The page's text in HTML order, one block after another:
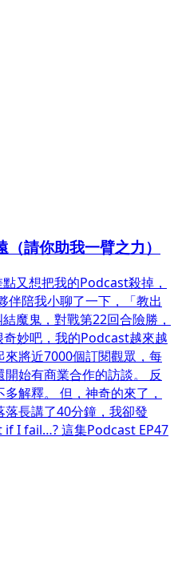
請你助我一臂之力）
又想把我的Podcast殺掉，
伴陪我小聊了一下，「教出
魔鬼，對戰第22回合險勝，
妙吧，我的Podcast越來越
將近7000個訂閱觀眾，每
始有商業合作的訪談。 反
解釋。 但，神奇的來了，
長講了40分鐘，我卻發
if I fail…? 這集Podcast EP47